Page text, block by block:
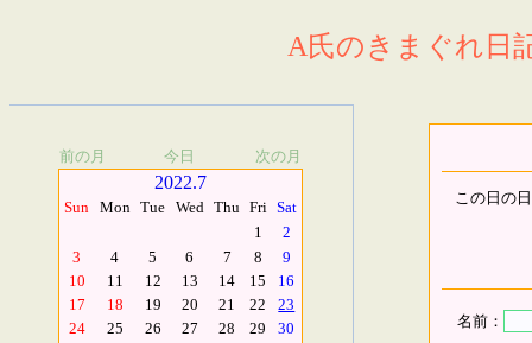
A氏のきまぐれ日
前の月 今日 次の月
2022.7
Sun Mon Tue Wed Thu Fri Sat
1
2
3
4 5 6 7 8
9
10
11 12 13 14 15
16
17
18 19 20 21 22
23
24
25 26 27 28 29
30
この日の
名前：